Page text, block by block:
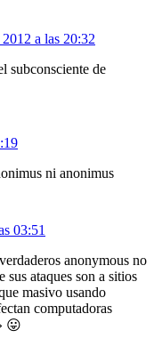
a las 20:32
subconsciente de
ni anonimus
03:51
anonymous no
ataques son a sitios
masivo usando
computadoras
😛